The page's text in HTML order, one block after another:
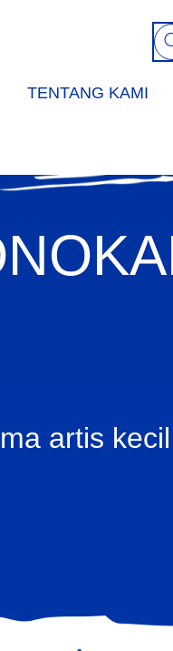
TENTANG KAMI
artis